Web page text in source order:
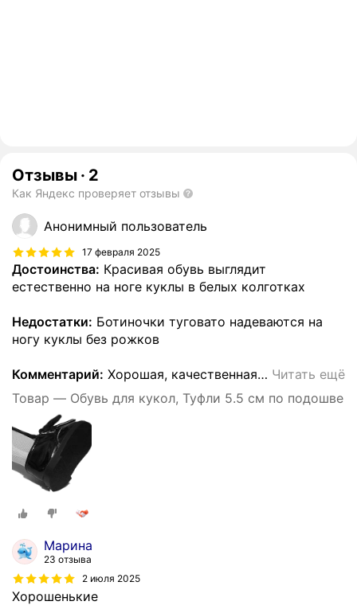
Отзывы · 2
Как Яндекс проверяет отзывы
Анонимный пользователь
17 февраля 2025
Достоинства: Красивая обувь выглядит
естественно на ноге куклы в белых колготках
Недостатки: Ботиночки туговато надеваются на
ногу куклы без рожков
Комментарий: Хорошая, качественная… Читать ещё
Товар — Обувь для кукол, Туфли 5.5 см по подошве
Марина
23 отзыва
2 июля 2025
Хорошенькие